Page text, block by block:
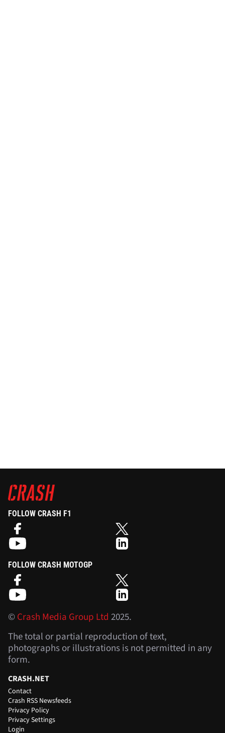
FOLLOW CRASH F1
FOLLOW CRASH MOTOGP
©Crash Media Group Ltd 2025.
The total or partial reproduction of text,
photographs or illustrations is not permitted in any
form.
CRASH.NET
Contact
Crash RSS Newsfeeds
Privacy Policy
Privacy Settings
Login